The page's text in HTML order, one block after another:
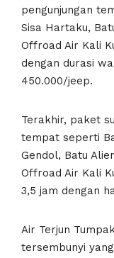
pengunjungan
Sisa Hartaku,
Offroad Air Kali
dengan durasi
450.000/jeep.
Terakhir, paket
tempat seperti
Gendol, Batu
Offroad Air Kali
3,5 jam dengan
Air Terjun
tersembunyi